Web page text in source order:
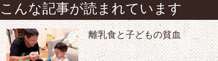
こんな記事が読まれています
離乳食と子どもの貧血